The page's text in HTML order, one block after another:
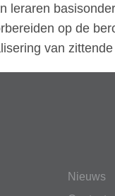
leraren
op de
van
Nieuws